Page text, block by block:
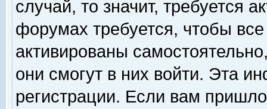
случай, то значит, требуется
форумах требуется, чтобы
активированы
они смогут в них войти. Эта
регистрации. Если вам